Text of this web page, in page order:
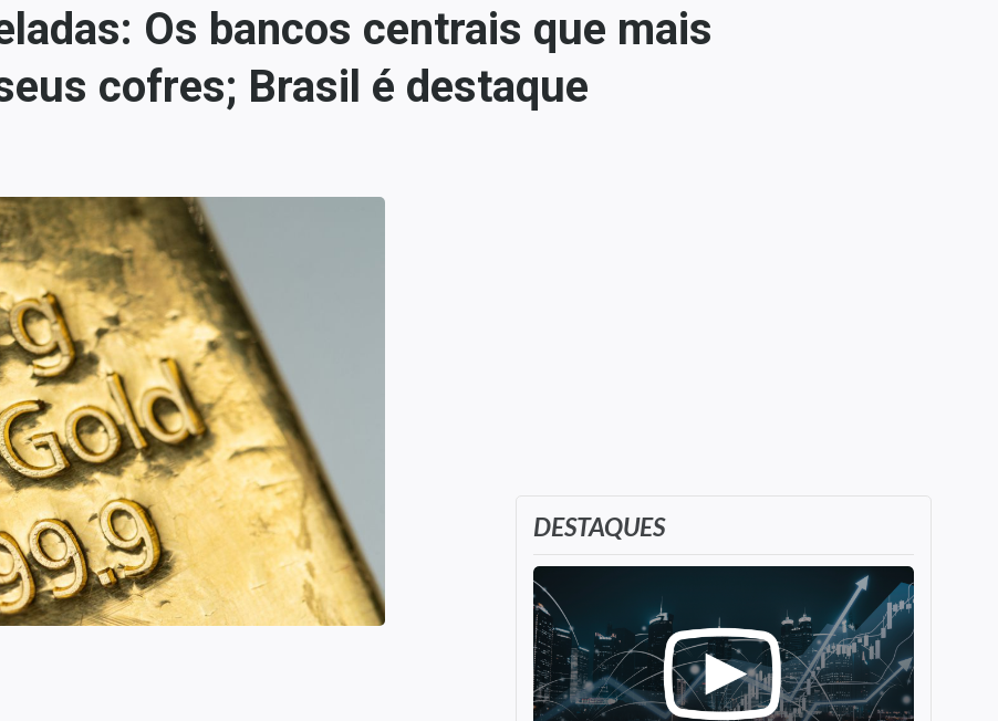
Os bancos centrais que mais
cofres; Brasil é destaque
DESTAQUES